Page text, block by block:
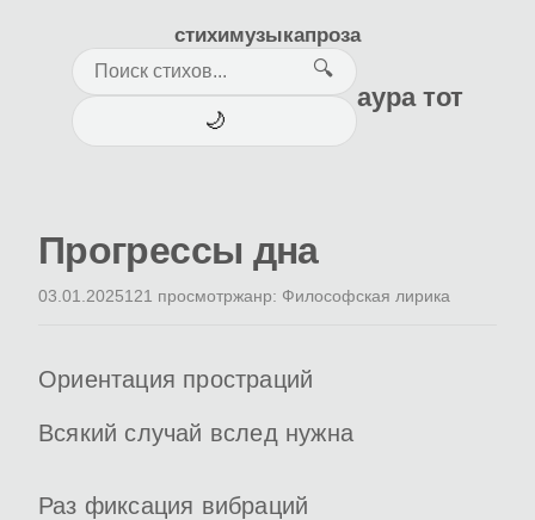
стихимузыкапроза
🔍
🌙
аура тот
Прогрессы дна
03.01.2025121 просмотржанр: Философская лирика
Ориентация простраций
Всякий случай вслед нужна
Раз фиксация вибраций